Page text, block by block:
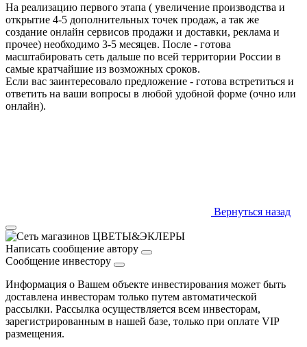
На реализацию первого этапа ( увеличение производства и
открытие 4-5 дополнительных точек продаж, а так же
создание онлайн сервисов продажи и доставки, реклама и
прочее) необходимо 3-5 месяцев. После - готова
масштабировать сеть дальше по всей территории России в
самые кратчайшие из возможных сроков.
Если вас заинтересовало предложение - готова встретиться и
ответить на ваши вопросы в любой удобной форме (очно или
онлайн).
Вернуться назад
Написать сообщение автору
Сообщение инвестору
Информация о Вашем объекте инвестирования может быть
доставлена инвесторам только путем автоматической
рассылки. Рассылка осуществляется всем инвесторам,
зарегистрированным в нашей базе, только при оплате VIP
размещения.